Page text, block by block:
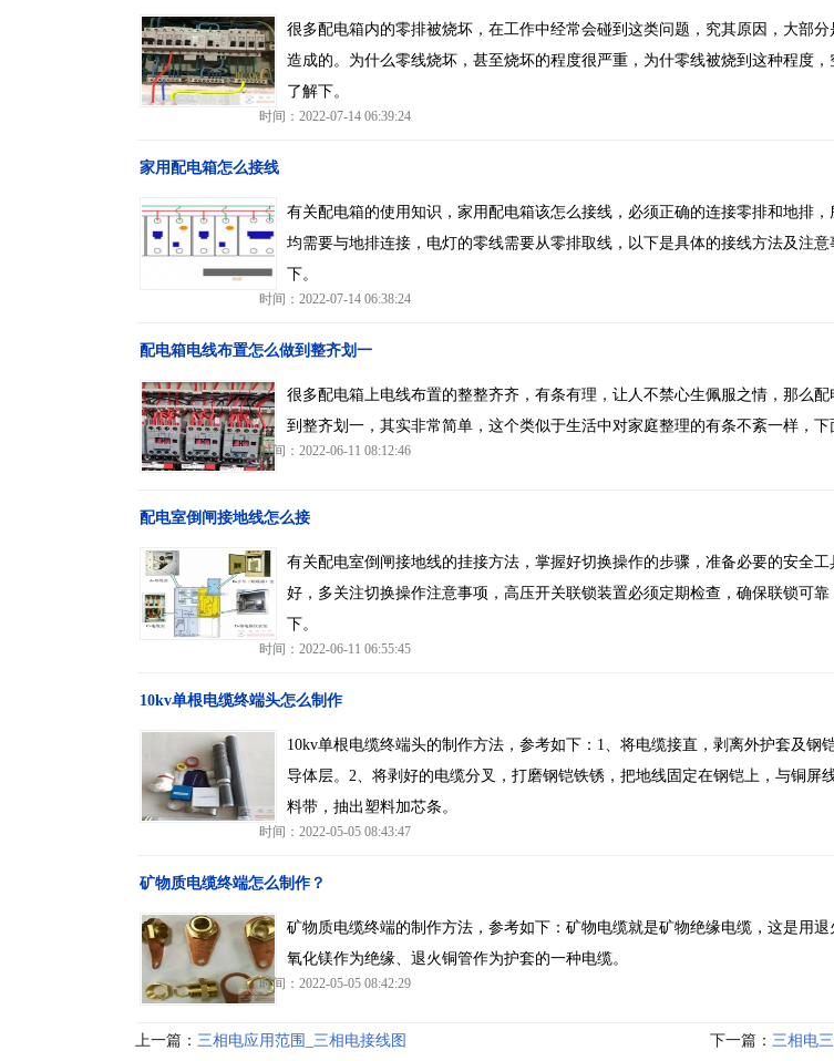
很多配电箱内的零排被烧坏，在工作中经常会碰到这类问题，究其原因，大部
造成的。为什么零线烧坏，甚至烧坏的程度很严重，为什零线被烧到这种程度
了解下。
时间：2022-07-14 06:39:24
家用配电箱怎么接线
有关配电箱的使用知识，家用配电箱该怎么接线，必须正确的连接零排和地排，
均需要与地排连接，电灯的零线需要从零排取线，以下是具体的接线方法及注
下。
时间：2022-07-14 06:38:24
配电箱电线布置怎么做到整齐划一
很多配电箱上电线布置的整整齐齐，有条有理，让人不禁心生佩服之情，那么
到整齐划一，其实非常简单，这个类似于生活中对家庭整理的有条不紊一样，下
时间：2022-06-11 08:12:46
配电室倒闸接地线怎么接
有关配电室倒闸接地线的挂接方法，掌握好切换操作的步骤，准备必要的安全
好，多关注切换操作注意事项，高压开关联锁装置必须定期检查，确保联锁可
下。
时间：2022-06-11 06:55:45
10kv单根电缆终端头怎么制作
10kv单根电缆终端头的制作方法，参考如下：1、将电缆接直，剥离外护套及钢
导体层。2、将剥好的电缆分叉，打磨钢铠铁锈，把地线固定在钢铠上，与铜屏
料带，抽出塑料加芯条。
时间：2022-05-05 08:43:47
矿物质电缆终端怎么制作？
矿物质电缆终端的制作方法，参考如下：矿物电缆就是矿物绝缘电缆，这是用
氧化镁作为绝缘、退火铜管作为护套的一种电缆。
时间：2022-05-05 08:42:29
上一篇： 三相电应用范围_三相电接线图 下一篇： 三相电